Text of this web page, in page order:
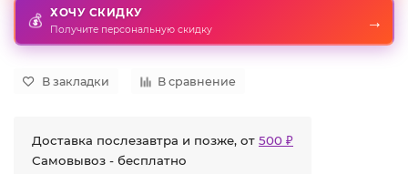
💰 ХОЧУ СКИДКУ
Получите персональную скидку →
В закладки В сравнение
Доставка послезавтра и позже, от 500 ₽
Самовывоз - бесплатно